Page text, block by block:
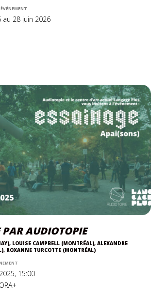
au 28 juin 2026
PAR AUDIOTOPIE
LOUISE CAMPBELL (MONTRÉAL), ALEXANDRE
ROXANNE TURCOTTE (MONTRÉAL)
15:00